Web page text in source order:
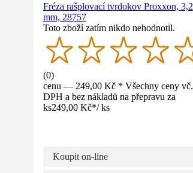
Fréza rašplovací tvrdokov Proxxon, 3,2
mm, 28757
Toto zboží zatím nikdo nehodnotil.
(0)
cenu — 249,00 Kč * Všechny ceny vč.
DPH a bez nákladů na přepravu za
ks249,00 Kč*/ ks
Koupit on-line